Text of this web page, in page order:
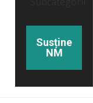
Susține
NM